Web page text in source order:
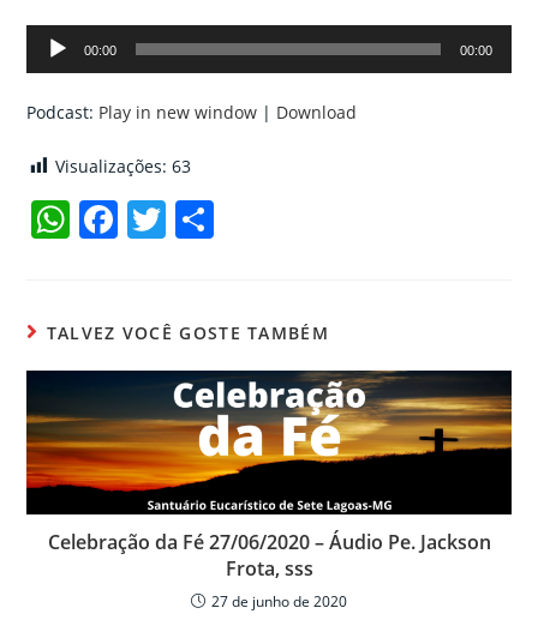
Tocador
de
00:00 00:00
Podcast: Play in new window | Download
Visualizações:63
W
s
A
p
p
F
e
b
o
o
k
T
er p
ar
til
h
ar
TALVEZ VOCÊ GOSTE TAMBÉM
Celebração da Fé 27/06/2020 – Áudio Pe. Jackson
Frota, sss
27 de junho de 2020